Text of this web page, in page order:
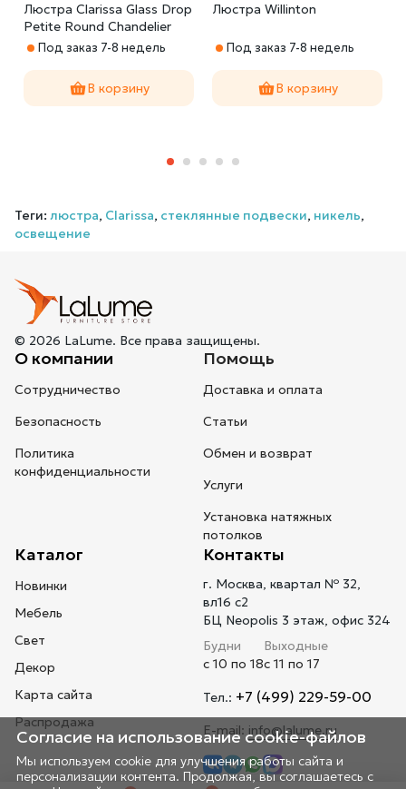
Люстра Clarissa Glass Drop
Petite Round Chandelier
Под заказ 7-8 недель
В корзину
Люстра Willinton
Под заказ 7-8 недель
В корзину
Теги: люстра, Clarissa, стеклянные подвески, никель,
освещение
© 2026 LaLume. Все права защищены.
О компании
Сотрудничество
Безопасность
Политика
конфиденциальности
Помощь
Доставка и оплата
Статьи
Обмен и возврат
Услуги
Установка натяжных
потолков
Каталог
Новинки
Мебель
Свет
Декор
Карта сайта
Распродажа
Контакты
г. Москва, квартал № 32,
вл16 с2
БЦ Neopolis 3 этаж, офис 324
Будни
с 10 по 18
Выходные
с 11 по 17
Тел.: +7 (499) 229-59-00
E-mail: info@lalume.ru
Согласие на использование cookie-файлов
Мы используем cookie для улучшения работы сайта и
персонализации контента. Продолжая, вы соглашаетесь с